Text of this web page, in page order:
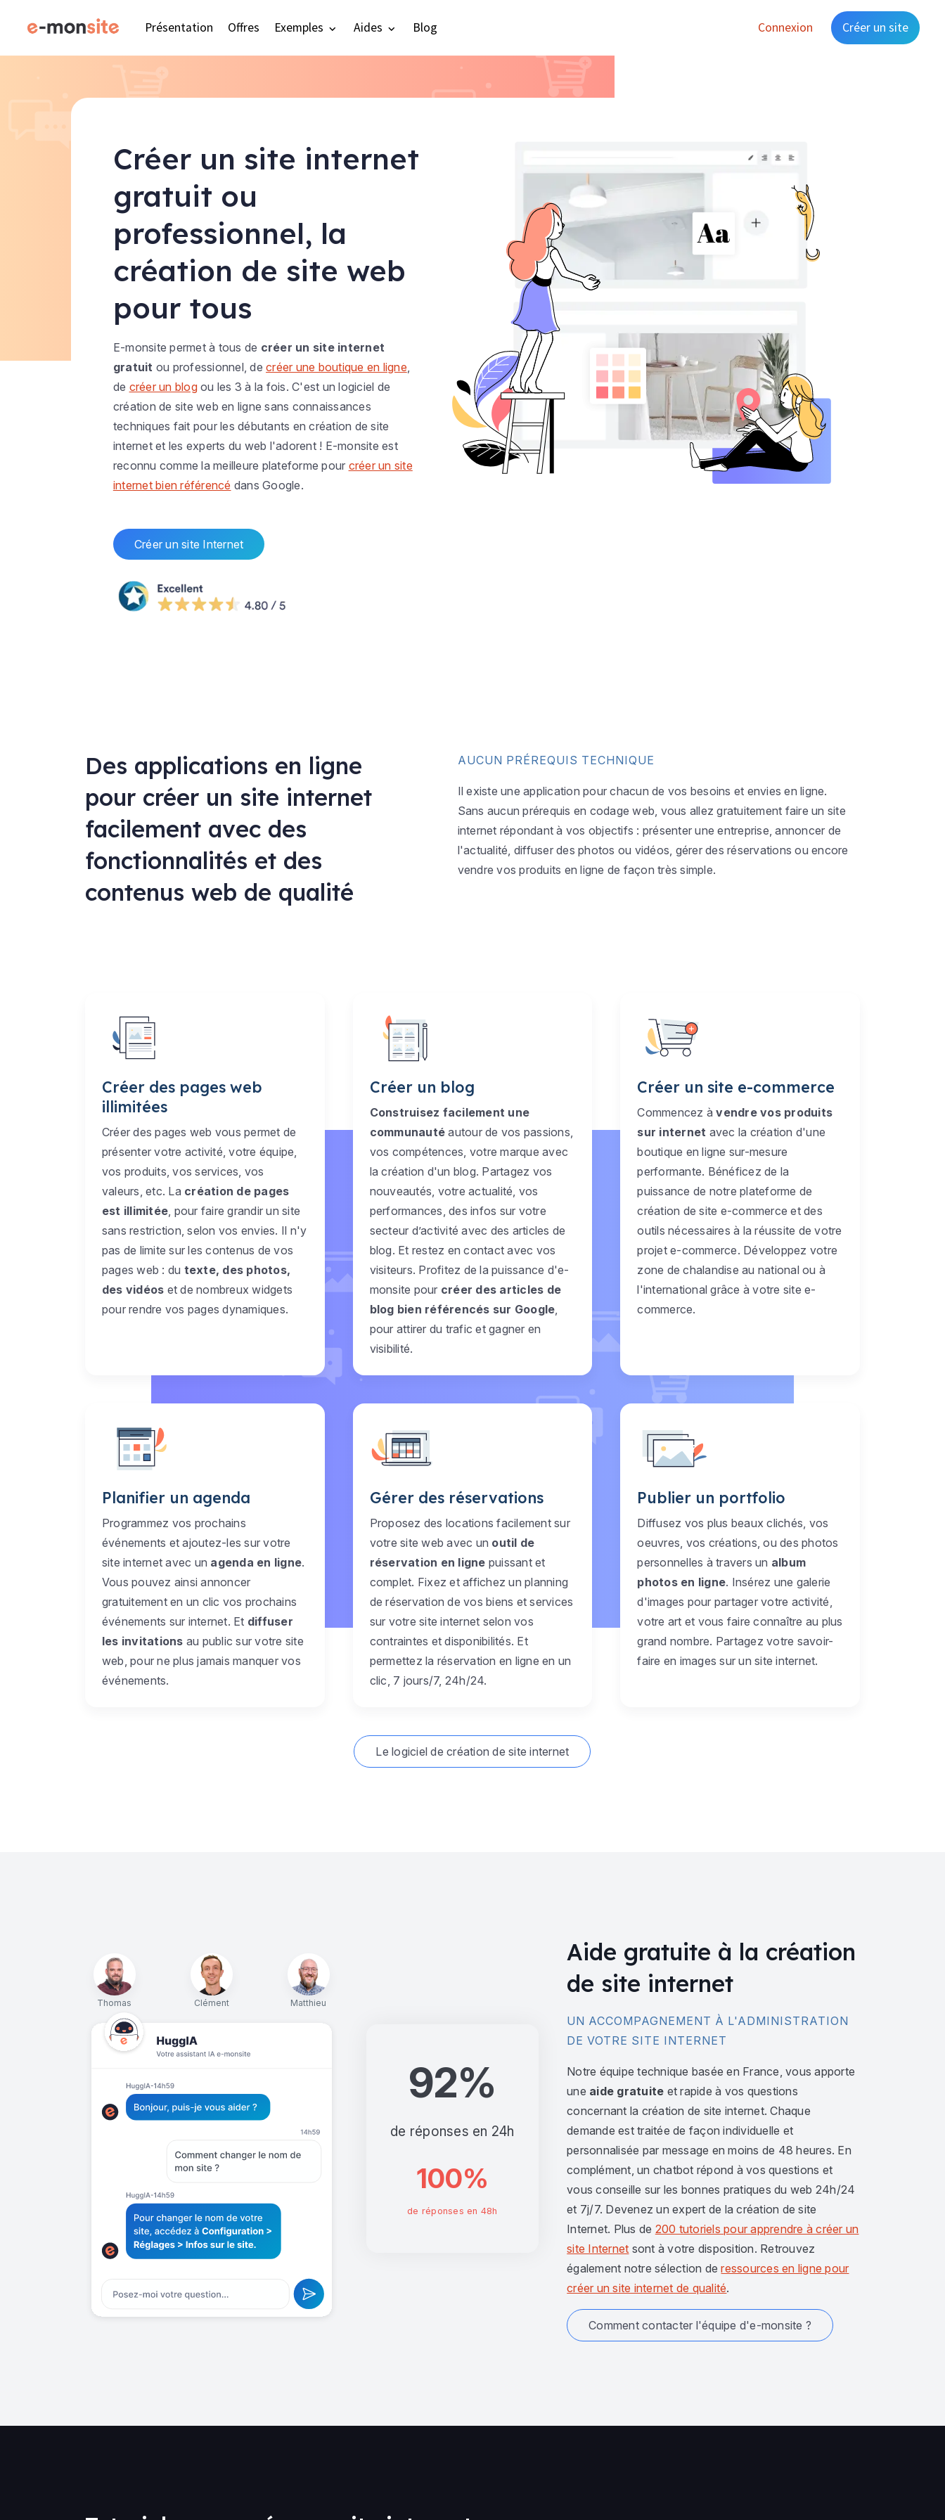
Présentation Offres Exemples Aides Blog Connexion Créer un site
Créer un site internet
gratuit ou
professionnel, la
création de site web
pour tous
E-monsite permet à tous de créer un site internet
gratuit ou professionnel, decréer une boutique en ligne,
de créer un blogou les 3 à la fois. C'est un logiciel de
création de site web en ligne sans connaissances
techniques fait pour les débutants en création de site
internet et les experts du web l'adorent ! E-monsite est
reconnu comme la meilleure plateforme pour créer un site
internet bien référencé dans Google.
Créer un site Internet
Des applications en ligne
pour créer un site internet
facilement avec des
fonctionnalités et des
contenus web de qualité
AUCUN PRÉREQUIS TECHNIQUE
Il existe une application pour chacun de vos besoins et envies en ligne.
Sans aucun prérequis en codage web, vous allez gratuitement faire un site
internet répondant à vos objectifs : présenter une entreprise, annoncer de
l'actualité, diffuser des photos ou vidéos, gérer des réservations ou encore
vendre vos produits en ligne de façon très simple.
Créer des pages web
illimitées
Créer des pages web vous permet de
présenter votre activité, votre équipe,
vos produits, vos services, vos
valeurs, etc. La création de pages
est illimitée , pour faire grandir un site
sans restriction, selon vos envies. Il n'y
pas de limite sur les contenus de vos
pages web : du texte, des photos,
des vidéos et de nombreux widgets
pour rendre vos pages dynamiques.
Créer un blog
Construisez facilement une
communauté autour de vos passions,
vos compétences, votre marque avec
la création d'un blog. Partagez vos
nouveautés, votre actualité, vos
performances, des infos sur votre
secteur d’activité avec des articles de
blog. Et restez en contact avec vos
visiteurs. Profitez de la puissance d'e-
monsite pour créer des articles de
blog bien référencés sur Google
pour attirer du trafic et gagner en
visibilité.
Créer un site e-commerce
Commencez àvendre vos produits
sur internet avec la création d'une
boutique en ligne sur-mesure
performante. Bénéficez de la
puissance de notre plateforme de
création de site e-commerce et des
outils nécessaires à la réussite de votre
projet e-commerce. Développez votre
zone de chalandise au national ou à
l'international grâce à votre site e-
commerce.
Planifier un agenda
Programmez vos prochains
événements et ajoutez-les sur votre
site internet avec un agenda en ligne.
Vous pouvez ainsi annoncer
gratuitement en un clic vos prochains
événements sur internet. Et diffuser
les invitations au public sur votre site
web, pour ne plus jamais manquer vos
événements.
Gérer des réservations
Proposez des locations facilement sur
votre site web avec un outil de
réservation en ligne puissant et
complet. Fixez et affichez un planning
de réservation de vos biens et services
sur votre site internet selon vos
contraintes et disponibilités. Et
permettez la réservation en ligne en un
clic, 7 jours/7, 24h/24.
Publier un portfolio
Diffusez vos plus beaux clichés, vos
oeuvres, vos créations, ou des photos
personnelles à travers un album
photos en ligne. Insérez une galerie
d'images pour partager votre activité,
votre art et vous faire connaître au plus
grand nombre. Partagez votre savoir-
faire en images sur un site internet.
Le logiciel de création de site internet
Thomas Clément Matthieu
92%
de réponses en 24h
100%
de réponses en 48h
Aide gratuite à la création
de site internet
UN ACCOMPAGNEMENT À L'ADMINISTRATION
DE VOTRE SITE INTERNET
Notre équipe technique basée en France, vous apporte
une aide gratuite et rapide à vos questions
concernant la création de site internet. Chaque
demande est traitée de façon individuelle et
personnalisée par message en moins de 48 heures. En
complément, un chatbot répond à vos questions et
vous conseille sur les bonnes pratiques du web 24h/24
et 7j/7. Devenez un expert de la création de site
Internet. Plus de 200 tutoriels pour apprendre à créer un
site Internet sont à votre disposition. Retrouvez
également notre sélection deressources en ligne pour
créer un site internet de qualité.
Comment contacter l'équipe d'e-monsite ?